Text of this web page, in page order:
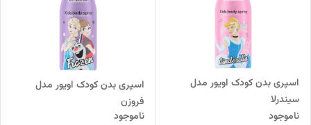
اسپری بدن کودک اویور مدل
سیندرلا
ناموجود
اسپری بدن کودک اویور مدل
فروزن
ناموجود